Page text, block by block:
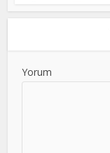
Yorum